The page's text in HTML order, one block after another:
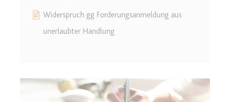
Widerspruch gg Forderungsanmeldung aus
unerlaubter Handlung